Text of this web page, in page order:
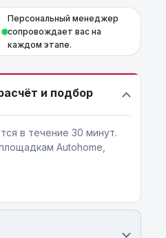
Персональный менеджер
сопровождает вас на
каждом этапе.
и подбор
в течение 30 минут.
Autohome,